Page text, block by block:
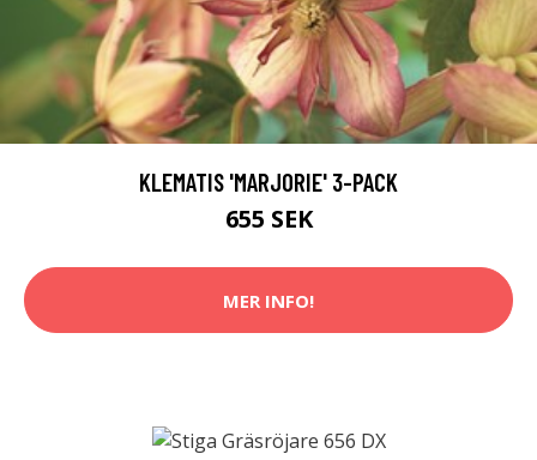
KLEMATIS 'MARJORIE' 3-PACK
655 SEK
MER INFO!